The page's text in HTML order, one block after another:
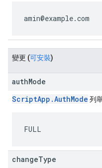
amin@example.com
變更 (可安裝)
authMode
ScriptApp.AuthMode 列
FULL
changeType